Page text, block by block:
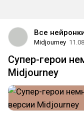
Все
Midjourney
Cупер-герои
Midjourney